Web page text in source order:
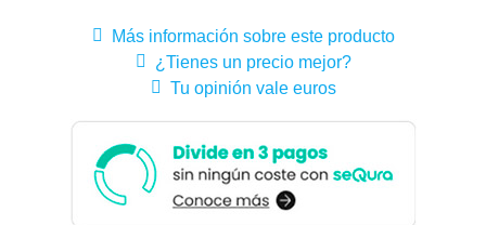
Más información sobre este producto
¿Tienes un precio mejor?
Tu opinión vale euros